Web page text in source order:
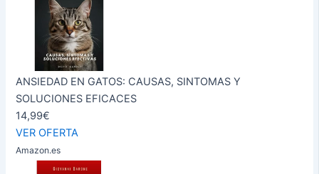
ANSIEDAD EN GATOS: CAUSAS, SINTOMAS Y
SOLUCIONES EFICACES
14,99€
VER OFERTA
Amazon.es